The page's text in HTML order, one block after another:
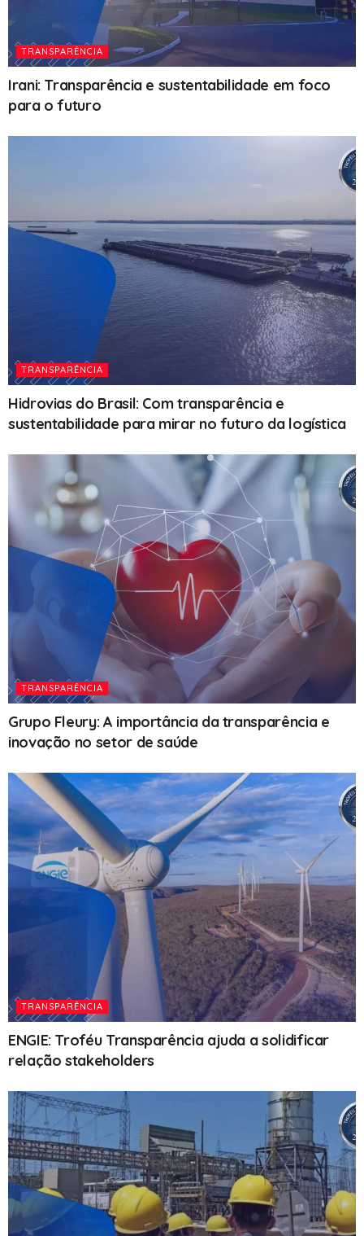
TRANSPARÊNCIA
Irani: Transparência e sustentabilidade em foco
para o futuro
TRANSPARÊNCIA
Hidrovias do Brasil: Com transparência e
sustentabilidade para mirar no futuro da logística
TRANSPARÊNCIA
Grupo Fleury: A importância da transparência e
inovação no setor de saúde
TRANSPARÊNCIA
ENGIE: Troféu Transparência ajuda a solidificar
relação stakeholders